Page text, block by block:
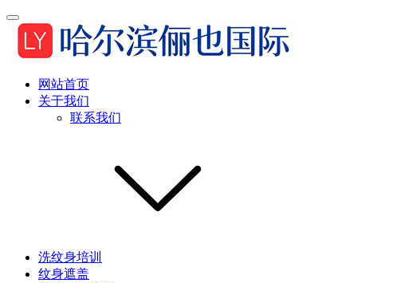
网站首页
关于我们
联系我们
洗纹身培训
纹身遮盖